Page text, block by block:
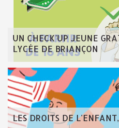
UN CHECK'UP JEUNE
LYCÉE DE BRIANÇON
LES DROITS DE